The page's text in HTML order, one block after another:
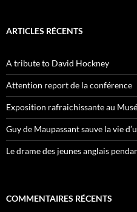
ARTICLES RÉCENTS
A tribute to David Hockney
Attention report de la conférence
Exposition rafraichissante au
Guy de Maupassant sauve la vie
Le drame des jeunes anglais
COMMENTAIRES RÉCENTS